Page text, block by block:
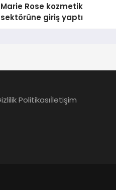
Marie Rose kozmetik
sektörüne giriş yaptı
Politikasıİletişim